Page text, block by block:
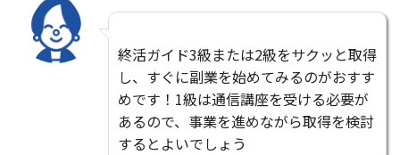
終活ガイド3級または2級をサクッと取得
し、すぐに副業を始めてみるのがおすす
めです！1級は通信講座を受ける必要が
あるので、事業を進めながら取得を検討
するとよいでしょう